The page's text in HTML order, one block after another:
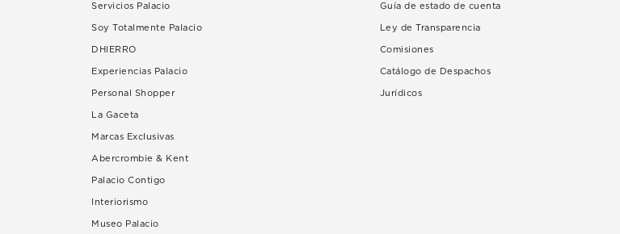
Servicios Palacio
Soy Totalmente Palacio
DHIERRO
Experiencias Palacio
Personal Shopper
La Gaceta
Marcas Exclusivas
Abercrombie & Kent
Palacio Contigo
Interiorismo
Museo Palacio
Guía de estado de cuenta
Ley de Transparencia
Comisiones
Catálogo de Despachos
Jurídicos